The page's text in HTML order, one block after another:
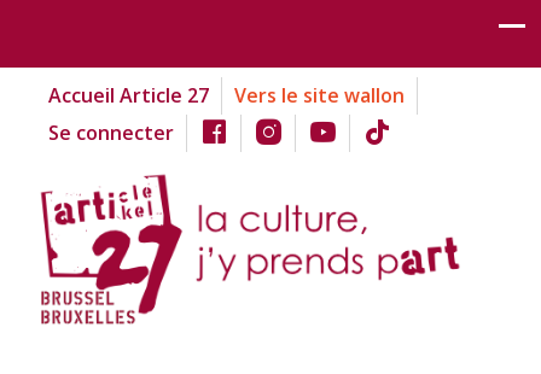
Accueil Article 27
Vers le site wallon
Se connecter